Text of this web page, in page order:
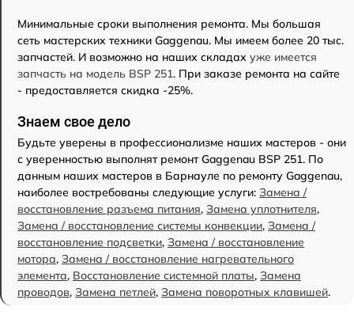
Минимальные сроки выполнения ремонта. Мы большая
сеть мастерских техники Gaggenau. Мы имеем более 20 тыс.
запчастей. И возможно на наших складах уже имеется
запчасть на модель BSP 251. При заказе ремонта на сайте
- предоставляется скидка -25%.
Знаем свое дело
Будьте уверены в профессионализме наших мастеров - они
с уверенностью выполнят ремонт Gaggenau BSP 251. По
данным наших мастеров в Барнауле по ремонту Gaggenau,
наиболее востребованы следующие услуги: Замена /
восстановление разъема питания, Замена уплотнителя,
Замена / восстановление системы конвекции, Замена /
восстановление подсветки, Замена / восстановление
мотора, Замена / восстановление нагревательного
элемента, Восстановление системной платы, Замена
проводов, Замена петлей, Замена поворотных клавишей.